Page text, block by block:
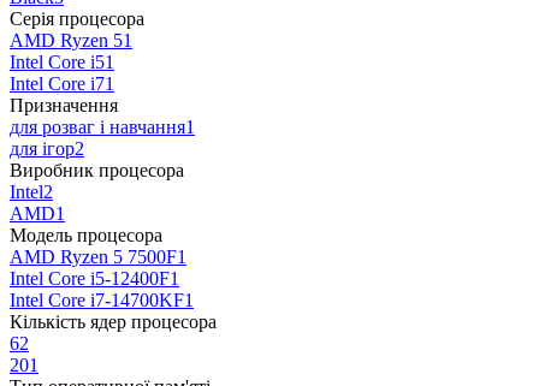
Серія процесора
AMD Ryzen 51
Intel Core i51
Intel Core i71
Призначення
для розваг і навчання1
для ігор2
Виробник процесора
Intel2
AMD1
Модель процесора
AMD Ryzen 5 7500F1
Intel Core i5-12400F1
Intel Core i7-14700KF1
Кількість ядер процесора
62
201